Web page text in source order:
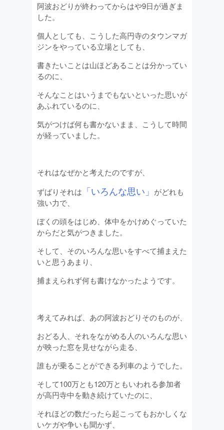
阿波おどりが終わってからはや9日が過ぎま
した。
個人としても、こうした高円寺のタウンマガ
ジンをやっている立場としても、
書きたいことは山ほどあることは分かってい
るのに、
そんなことはいうまでもないといった思いが
あふれているのに、
気がつけば何も書かないまま、こうして時間
が経っていました。
それはなぜかと考えたのですが、
ずばりそれは 「いろんな思い」 がどれも
強い力で、
ぼくの頭をはじめ、体中をかけめぐっていた
からだと気がつきました。
そして、そのいろんな思いをすべて捕まえた
いと思うあまり、
捕まえられず何も書けなかったようです。
考えてみれば、あの阿波おどりそのものが、
おどる人、それをながめる人のいろんな思い
が映った窓を見せながら走る、
誰もが乗ることができる列車のようでした。
そして100万とも120万ともいわれる参加者
が高円寺中を動き続けていたのに、
それほどの数だったら起こってもおかしくな
いケガや争いも聞かず、